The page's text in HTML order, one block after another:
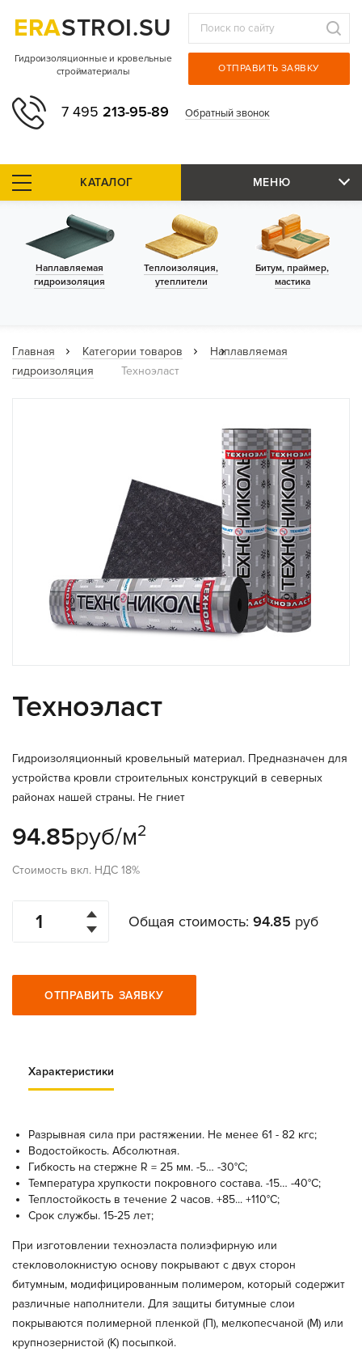
ERASTROI.SU
Гидроизоляционные и кровельные
стройматериалы
7 495 213-95-89 Обратный звонок
ОТПРАВИТЬ ЗАЯВКУ
КАТАЛОГ МЕНЮ
Наплавляемая
гидроизоляция
Теплоизоляция,
утеплители
Битум, праймер,
мастика
Главная Категории товаров
Наплавляемая
гидроизоляция
Техноэласт
Техноэласт
Гидроизоляционный кровельный материал. Предназначен для
устройства кровли строительных конструкций в северных
районах нашей страны. Не гниет
94.85руб/м2
Стоимость вкл. НДС 18%
Общая стоимость: 94.85 руб
ОТПРАВИТЬ ЗАЯВКУ
Характеристики
Разрывная сила при растяжении. Не менее 61 - 82 кгс;
Водостойкость. Абсолютная.
Гибкость на стержне R = 25 мм. -5… -30°C;
Температура хрупкости покровного состава. -15… -40°C;
Теплостойкость в течение 2 часов. +85... +110°С;
Срок службы. 15-25 лет;
При изготовлении техноэласта полиэфирную или
стекловолокнистую основу покрывают с двух сторон
битумным, модифицированным полимером, который содержит
различные наполнители. Для защиты битумные слои
покрываются полимерной пленкой (П), мелкопесчаной (М) или
крупнозернистой (К) посыпкой.